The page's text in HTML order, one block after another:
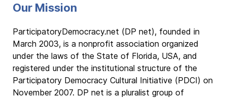
Our Mission
ParticipatoryDemocracy.net (DP net), founded in
March 2003, is a nonprofit association organized
under the laws of the State of Florida, USA, and
registered under the institutional structure of the
Participatory Democracy Cultural Initiative (PDCI) on
November 2007. DP net is a pluralist group of